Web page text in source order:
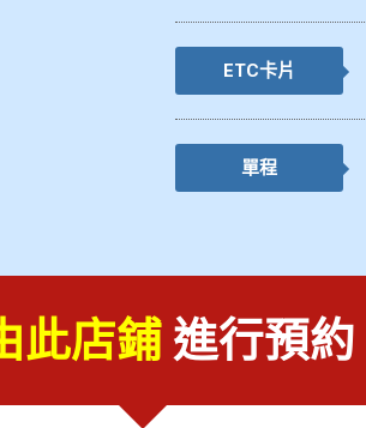
ETC卡片
單程
此店鋪進行預約